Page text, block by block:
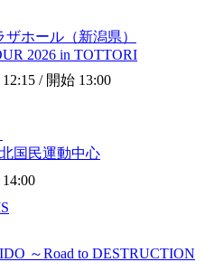
ホール（新潟県）
2026 in TOTTORI
/ 開始 13:00
国民運動中心
～Road to DESTRUCTION